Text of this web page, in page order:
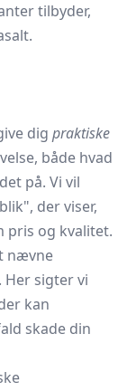
tilbyder,
dig praktiske
både hvad
på. Vi vil
der viser,
pris og kvalitet.
nævne
Her sigter vi
kan
skade din